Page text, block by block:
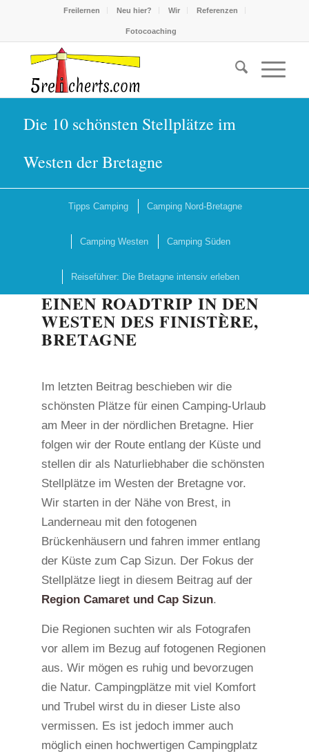
Freilernen Neu hier? Wir Referenzen
Fotocoaching
Die 10 schönsten Stellplätze im
Westen der Bretagne
Tipps Camping Camping Nord-Bretagne
Camping Westen Camping Süden
Reiseführer: Die Bretagne intensiv erleben
DIE 10 SCHÖNSTEN
STELLPLÄTZE FÜR
EINEN ROADTRIP IN DEN
WESTEN DES FINISTÈRE,
BRETAGNE
Im letzten Beitrag beschieben wir die
schönsten Plätze für einen Camping-Urlaub
am Meer in der nördlichen Bretagne. Hier
folgen wir der Route entlang der Küste und
stellen dir als Naturliebhaber die schönsten
Stellplätze im Westen der Bretagne vor.
Wir starten in der Nähe von Brest, in
Landerneau mit den fotogenen
Brückenhäusern und fahren immer entlang
der Küste zum Cap Sizun. Der Fokus der
Stellplätze liegt in diesem Beitrag auf der
Region Camaret und Cap Sizun.
Die Regionen suchten wir als Fotografen
vor allem im Bezug auf fotogenen Regionen
aus. Wir mögen es ruhig und bevorzugen
die Natur. Campingplätze mit viel Komfort
und Trubel wirst du in dieser Liste also
vermissen. Es ist jedoch immer auch
möglich einen hochwertigen Campingplatz